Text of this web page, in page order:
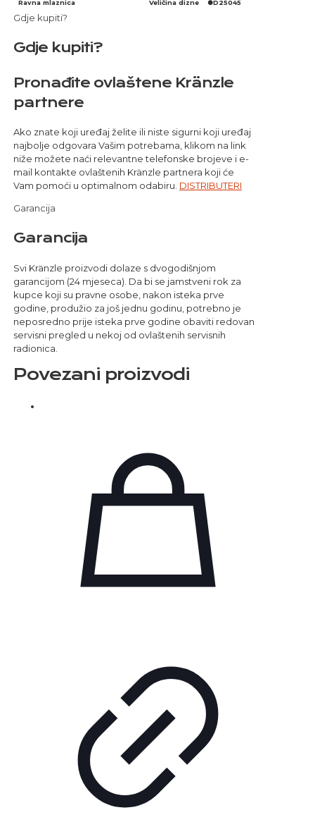
Ravna mlaznica Veličina dizne ●D25045
Gdje kupiti?
Gdje kupiti?
Pronađite ovlaštene Kränzle
partnere
Ako znate koji uređaj želite ili niste sigurni koji uređaj
najbolje odgovara Vašim potrebama, klikom na link
niže možete naći relevantne telefonske brojeve i e-
mail kontakte ovlaštenih Kränzle partnera koji će
Vam pomoći u optimalnom odabiru. DISTRIBUTERI
Garancija
Garancija
Svi Kränzle proizvodi dolaze s dvogodišnjom
garancijom (24 mjeseca). Da bi se jamstveni rok za
kupce koji su pravne osobe, nakon isteka prve
godine, produžio za još jednu godinu, potrebno je
neposredno prije isteka prve godine obaviti redovan
servisni pregled u nekoj od ovlaštenih servisnih
radionica.
Povezani proizvodi